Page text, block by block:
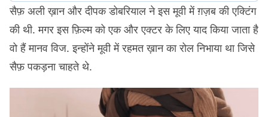
सैफ़ अली ख़ान और दीपक डोबरियाल ने इस मूवी में ग़ज़ब की एक्टिंग
की थी. मगर इस फ़िल्म को एक और एक्टर के लिए याद किया जाता है
वो हैं मानव विज. इन्होंने मूवी में रहमत ख़ान का रोल निभाया था जिसे
सैफ़ पकड़ना चाहते थे.